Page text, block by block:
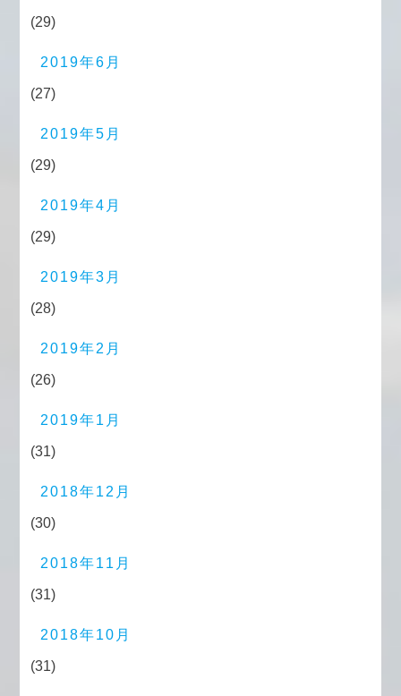
(29)
2019年6月
(27)
2019年5月
(29)
2019年4月
(29)
2019年3月
(28)
2019年2月
(26)
2019年1月
(31)
2018年12月
(30)
2018年11月
(31)
2018年10月
(31)